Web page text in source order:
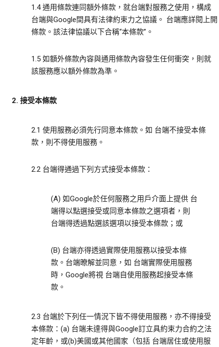
1.4 通用條款連同額外條款，就台端對服務之使用，構成
台端與Google間具有法律約束力之協議。 台端應詳閱上開
條款。該法律協議以下合稱“本條款”。
1.5 如額外條款內容與通用條款內容發生任何衝突，則就
該服務應以額外條款為準。
2. 接受本條款
2.1 使用服務必須先行同意本條款。如 台端不接受本條
款，則不得使用服務。
2.2 台端得通過下列方式接受本條款：
(A) 如Google於任何服務之用戶介面上提供 台
端得以點選接受或同意本條款之選項者，則
台端得透過點選該選項以接受本條款；或
(B) 台端亦得透過實際使用服務以接受本條
款。台端暸解並同意，如 台端實際使用服務
時，Google將視 台端自使用服務起接受本條
款。
2.3 台端於下列任一情況下皆不得使用服務，亦不得接受
本條款：(a) 台端未達得與Google訂立具約束力合約之法
定年齡，或(b)美國或其他國家（包括 台端居住或使用服